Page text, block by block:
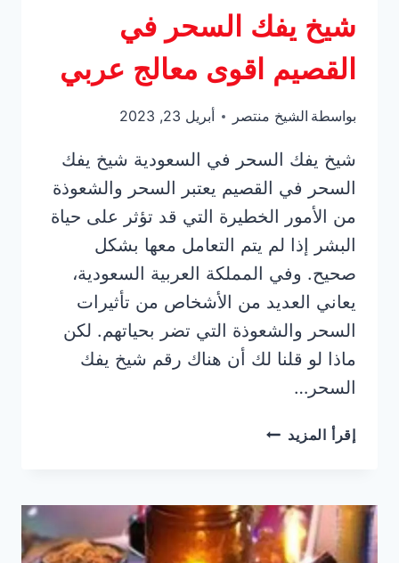
شيخ يفك السحر في
القصيم اقوى معالج عربي
بواسطة الشيخ منتصر أبريل 23, 2023
شيخ يفك السحر في السعودية شيخ يفك
السحر في القصيم يعتبر السحر والشعوذة
من الأمور الخطيرة التي قد تؤثر على حياة
البشر إذا لم يتم التعامل معها بشكل
صحيح. وفي المملكة العربية السعودية،
يعاني العديد من الأشخاص من تأثيرات
السحر والشعوذة التي تضر بحياتهم. لكن
ماذا لو قلنا لك أن هناك رقم شيخ يفك
السحر…
إقرأ المزيد شيخ
القصيم
اقوى